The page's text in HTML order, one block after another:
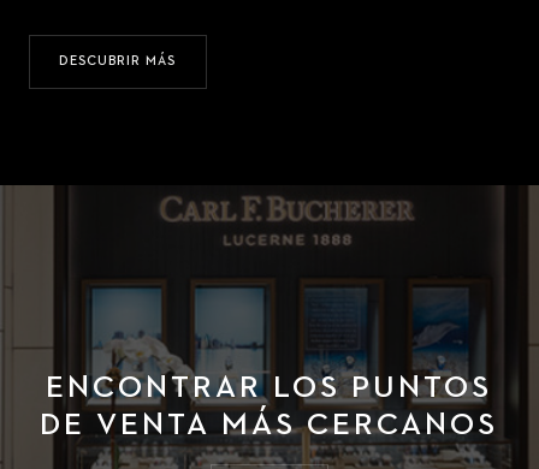
DESCUBRIR MÁS
ENCONTRAR LOS PUNTOS
DE VENTA MÁS CERCANOS